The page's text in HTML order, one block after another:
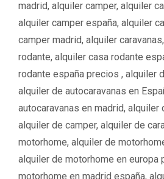
madrid, alquiler camper, alquiler
alquiler camper españa, alquiler
camper madrid, alquiler caravanas,
rodante, alquiler casa rodante
rodante españa precios ‌‌ , alquiler
alquiler de autocaravanas en
autocaravanas en madrid, alquiler
alquiler de camper, alquiler de
motorhome, alquiler de
alquiler de motorhome en europa
motorhome en madrid españa,